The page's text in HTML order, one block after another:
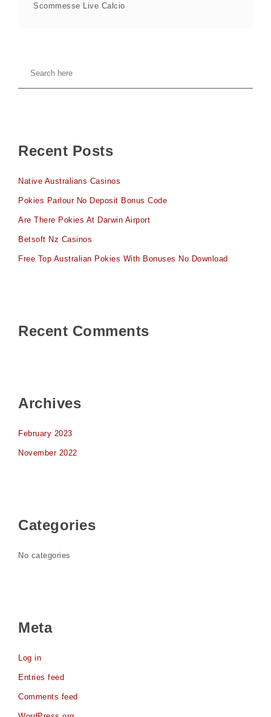
Scommesse Live Calcio
Recent Posts
Native Australians Casinos
Pokies Parlour No Deposit Bonus Code
Are There Pokies At Darwin Airport
Betsoft Nz Casinos
Free Top Australian Pokies With Bonuses No Download
Recent Comments
Archives
February 2023
November 2022
Categories
No categories
Meta
Log in
Entries feed
Comments feed